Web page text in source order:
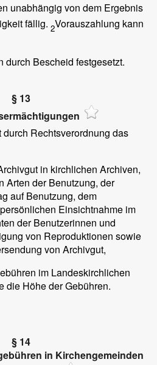
unabhängig von dem Ergebnis
fällig. 2Vorauszahlung kann
durch Bescheid festgesetzt.
§ 13
Rechtsverordnung das
in kirchlichen Archiven,
Arten der Benutzung, der
auf Benutzung, dem
Einsichtnahme im
der Benutzerinnen und
von Reproduktionen sowie
von Archivgut,
im Landeskirchlichen
die Höhe der Gebühren.
§ 14
in Kirchengemeinden